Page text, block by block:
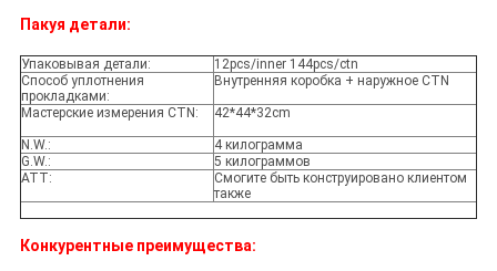
Пакуя детали:
Упаковывая детали:
12pcs/inner 144pcs/ctn
Способ уплотнения
прокладками:
Внутренняя коробка + наружное CTN
Мастерские измерения CTN: 42*44*32cm
N.W.:
4 килограмма
G.W.:
5 килограммов
ATT:
Смогите быть конструировано клиентом
также
Конкурентные преимущества: